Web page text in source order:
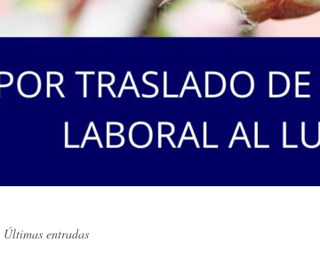
Últimas entradas